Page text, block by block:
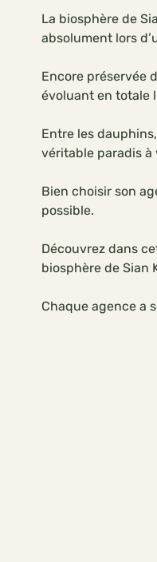
La biosphère de
absolument lors
Encore préservée
évoluant en totale
Entre les
véritable paradis
Bien choisir son
possible.
Découvrez dans
biosphère de Sian
Chaque agence a